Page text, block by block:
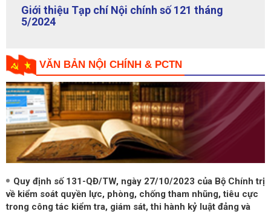
VĂN BẢN NỘI CHÍNH & PCTN
Quy định số 131-QĐ/TW, ngày 27/10/2023 của Bộ Chính trị